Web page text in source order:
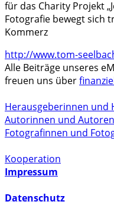
für das Charity Projekt
Fotografie bewegt sich
Kommerz
http://www.tom-
Alle Beiträge unseres
freuen uns über
Herausgeberinnen und
Autorinnen und Autoren
Fotografinnen und
Kooperation
Impressum
Datenschutz